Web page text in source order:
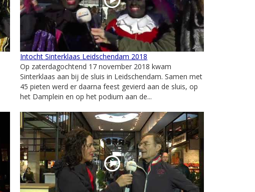
Intocht Sinterklaas Leidschendam 2018
Op zaterdagochtend 17 november 2018 kwam
Sinterklaas aan bij de sluis in Leidschendam. Samen met
45 pieten werd er daarna feest gevierd aan de sluis, op
het Damplein en op het podium aan de...